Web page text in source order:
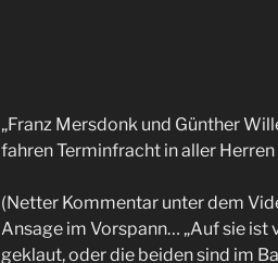
„Franz Mersdonk und Günther
fahren Terminfracht in aller
(Netter Kommentar unter dem
Ansage im Vorspann… „Auf sie ist
geklaut, oder die beiden sind im